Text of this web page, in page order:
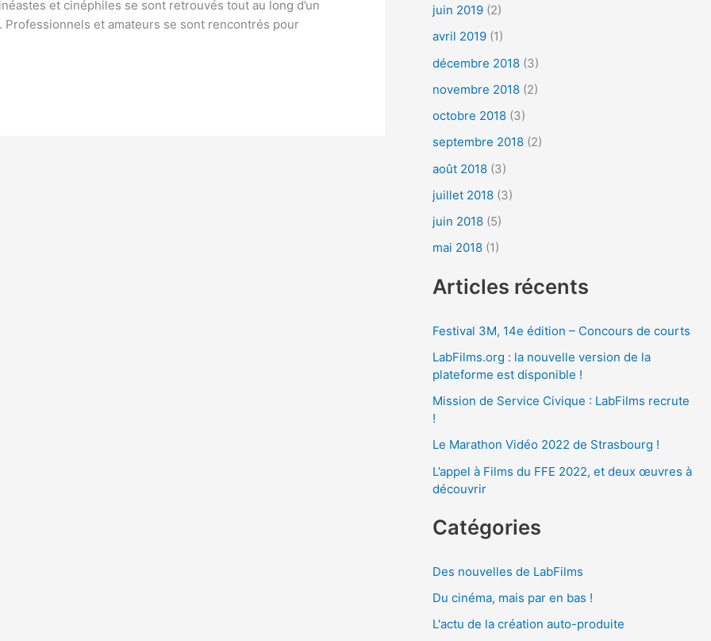
et cinéphiles se sont retrouvés tout au long d’un
et amateurs se sont rencontrés pour
juin 2019(2)
avril 2019(1)
décembre 2018(3)
novembre 2018(2)
octobre 2018(3)
septembre 2018(2)
août 2018(3)
juillet 2018(3)
juin 2018(5)
mai 2018(1)
Articles récents
Festival 3M, 14e édition – Concours de courts
LabFilms.org : la nouvelle version de la
plateforme est disponible !
Mission de Service Civique : LabFilms recrute
!
Le Marathon Vidéo 2022 de Strasbourg !
L’appel à Films du FFE 2022, et deux œuvres à
découvrir
Catégories
Des nouvelles de LabFilms
Du cinéma, mais par en bas !
L'actu de la création auto-produite